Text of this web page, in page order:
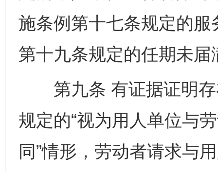
施条例第十七条规定的
第十九条规定的任期未届
第九条 有证据证明存
规定的“视为用人单位与
同”情形，劳动者请求与